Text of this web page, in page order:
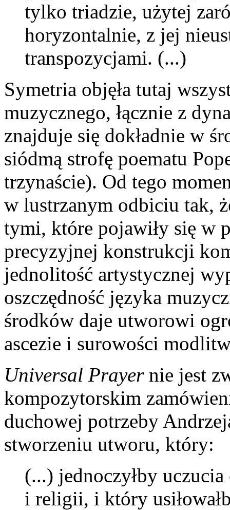
tylko triadzie, użytej
horyzontalnie, z jej
transpozycjami. (...)
Symetria objęła tutaj
muzycznego, łącznie z
znajduje się dokładnie w
siódmą strofę poematu
trzynaście). Od tego
w lustrzanym odbiciu tak,
tymi, które pojawiły się w
precyzyjnej konstrukcji
jednolitość artystycznej
oszczędność języka
środków daje utworowi
ascezie i surowości
Universal Prayer nie jest
kompozytorskim
duchowej potrzeby
stworzeniu utworu, który:
(...) jednoczyłby
i religii, i który